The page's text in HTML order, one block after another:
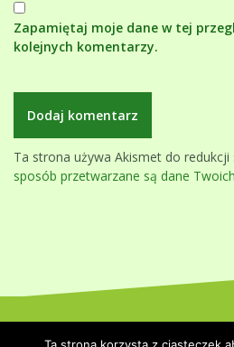
Zapamiętaj moje dane w tej
kolejnych komentarzy.
Ta strona używa Akismet do redukcji
sposób przetwarzane są dane